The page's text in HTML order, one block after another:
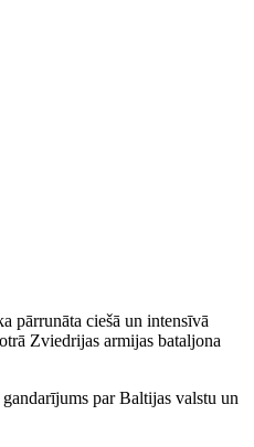
pārrunāta ciešā un intensīvā
Zviedrijas armijas bataljona
par Baltijas valstu un